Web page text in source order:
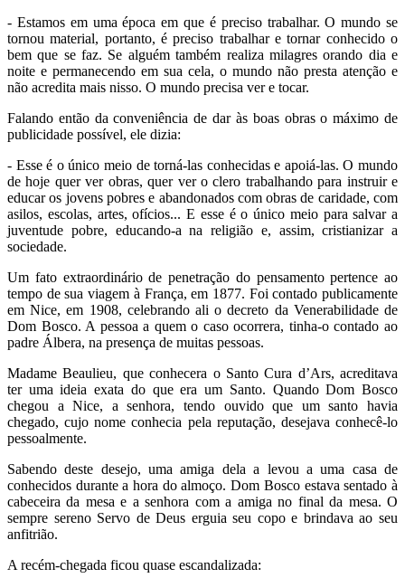
- Estamos em uma época em que é preciso trabalhar. O mundo se
tornou material, portanto, é preciso trabalhar e tornar conhecido o
bem que se faz. Se alguém também realiza milagres orando dia e
noite e permanecendo em sua cela, o mundo não presta atenção e
não acredita mais nisso. O mundo precisa ver e tocar.
Falando então da conveniência de dar às boas obras o máximo de
publicidade possível, ele dizia:
- Esse é o único meio de torná-las conhecidas e apoiá-las. O mundo
de hoje quer ver obras, quer ver o clero trabalhando para instruir e
educar os jovens pobres e abandonados com obras de caridade, com
asilos, escolas, artes, ofícios... E esse é o único meio para salvar a
juventude pobre, educando-a na religião e, assim, cristianizar a
sociedade.
Um fato extraordinário de penetração do pensamento pertence ao
tempo de sua viagem à França, em 1877. Foi contado publicamente
em Nice, em 1908, celebrando ali o decreto da Venerabilidade de
Dom Bosco. A pessoa a quem o caso ocorrera, tinha-o contado ao
padre Álbera, na presença de muitas pessoas.
Madame Beaulieu, que conhecera o Santo Cura d’Ars, acreditava
ter uma ideia exata do que era um Santo. Quando Dom Bosco
chegou a Nice, a senhora, tendo ouvido que um santo havia
chegado, cujo nome conhecia pela reputação, desejava conhecê-lo
pessoalmente.
Sabendo deste desejo, uma amiga dela a levou a uma casa de
conhecidos durante a hora do almoço. Dom Bosco estava sentado à
cabeceira da mesa e a senhora com a amiga no final da mesa. O
sempre sereno Servo de Deus erguia seu copo e brindava ao seu
anfitrião.
A recém-chegada ficou quase escandalizada: